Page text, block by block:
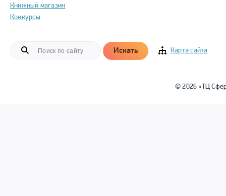
Книжный магазин
Конкурсы
Искать Карта сайта
© 2026 «ТЦ